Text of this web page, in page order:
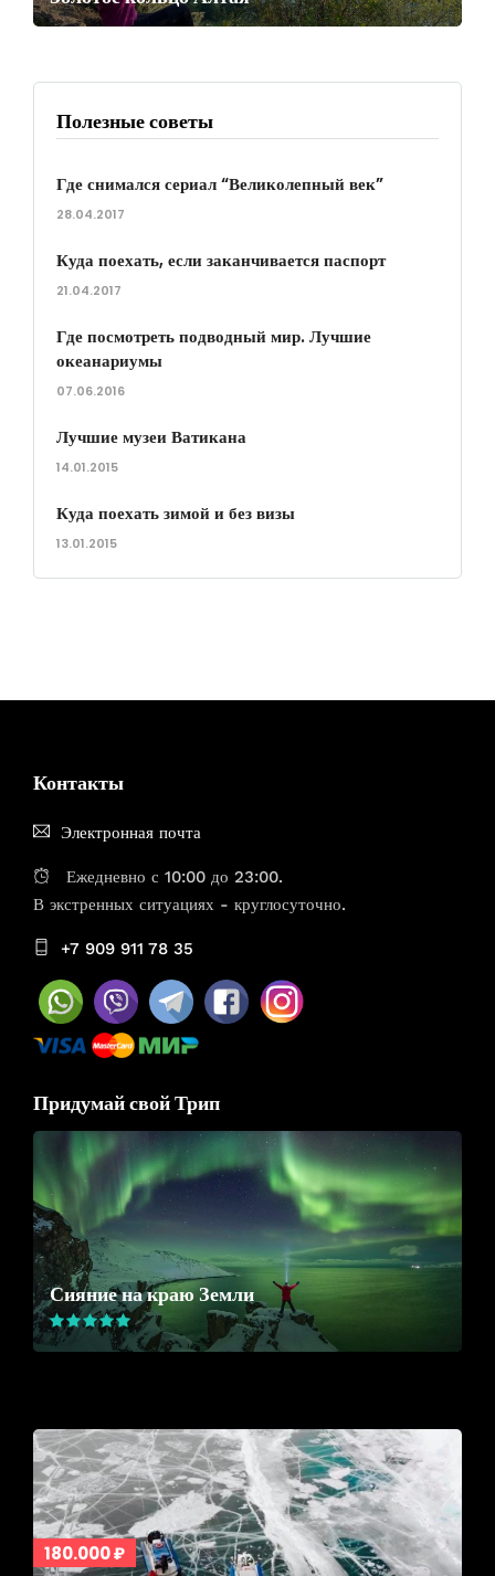
Полезные советы
Где снимался сериал “Великолепный век”
28.04.2017
Куда поехать, если заканчивается паспорт
21.04.2017
Где посмотреть подводный мир. Лучшие
океанариумы
07.06.2016
Лучшие музеи Ватикана
14.01.2015
Куда поехать зимой и без визы
13.01.2015
Контакты
Электронная почта
Ежедневно с 10:00 до 23:00.
В экстренных ситуациях - круглосуточно.
+7 909 911 78 35
Придумай свой Трип
Сияние на краю Земли
180.000 ₽